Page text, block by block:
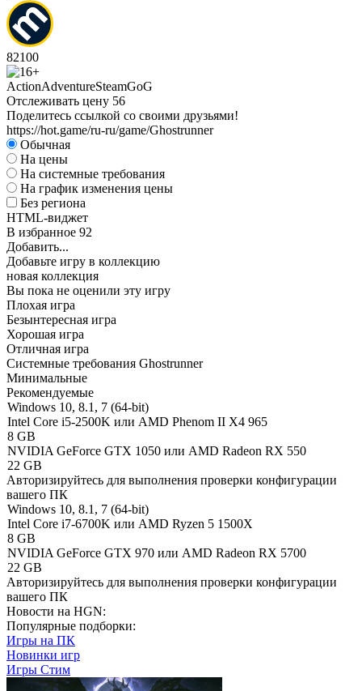
82100
ActionAdventureSteamGoG
Отслеживать цену 56
Поделитесь ссылкой со своими друзьями!
https://hot.game/ru-ru/game/Ghostrunner
Обычная
На цены
На системные требования
На график изменения цены
Без региона
HTML-виджет
В избранное 92
Добавить...
Добавьте игру в коллекцию
новая коллекция
Вы пока не оценили эту игру
Плохая игра
Безынтересная игра
Хорошая игра
Отличная игра
Системные требования Ghostrunner
Минимальные
Рекомендуемые
Windows 10, 8.1, 7 (64-bit)
Intel Core i5-2500K или AMD Phenom II X4 965
8 GB
NVIDIA GeForce GTX 1050 или AMD Radeon RX 550
22 GB
Авторизируйтесь для выполнения проверки конфигурации
вашего ПК
Windows 10, 8.1, 7 (64-bit)
Intel Core i7-6700K или AMD Ryzen 5 1500X
8 GB
NVIDIA GeForce GTX 970 или AMD Radeon RX 5700
22 GB
Авторизируйтесь для выполнения проверки конфигурации
вашего ПК
Новости на HGN:
Популярные подборки:
Игры на ПК
Новинки игр
Игры Стим